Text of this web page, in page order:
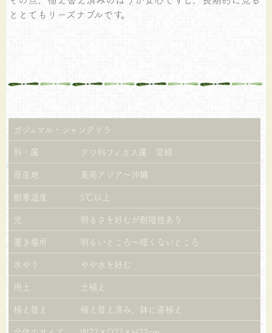
ととてもリーズナブルです。
ガジュマル・シャングリラ
科・属
クワ科フィカス属 常緑
原産地
東南アジア～沖縄
耐寒温度
5℃以上
光
明るさを好むが耐陰性あり
置き場所
明るいところ～暗くないところ
水やり
やや水を好む
用土
土植え
植え替え
植え替え済み、鉢に直植え